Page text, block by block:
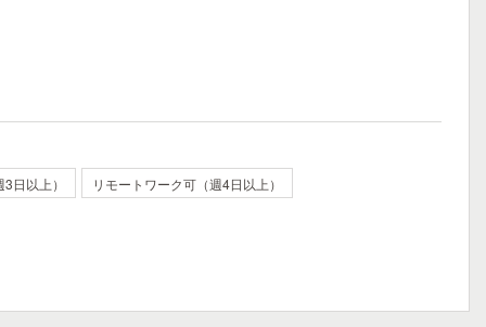
日以上） リモートワーク可（週4日以上）